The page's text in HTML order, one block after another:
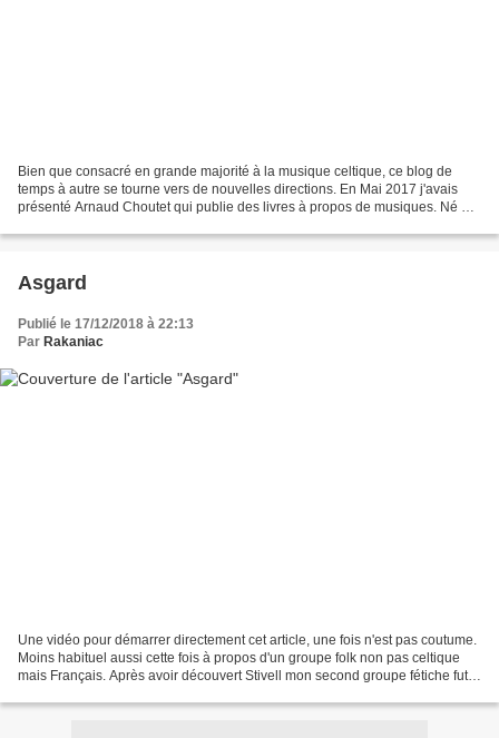
Bien que consacré en grande majorité à la musique celtique, ce blog de
temps à autre se tourne vers de nouvelles directions. En Mai 2017 j'avais
présenté Arnaud Choutet qui publie des livres à propos de musiques. Né en
Asgard
Publié le 17/12/2018 à 22:13
Par Rakaniac
Une vidéo pour démarrer directement cet article, une fois n'est pas coutume.
Moins habituel aussi cette fois à propos d'un groupe folk non pas celtique
mais Français. Après avoir découvert Stivell mon second groupe fétiche fut